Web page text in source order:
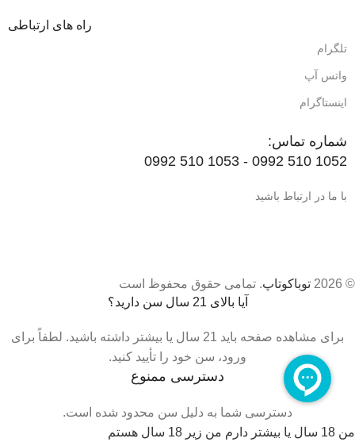
راه های ارتباطی
تلگرام
واتس آپ
اینستاگرام
شماره تماس:
1052 510 0992 - 1053 510 0992
با ما در ارتباط باشید
© 2026 توباکوتاپ. تمامی حقوق محفوظ است
آیا بالای 21 سال سن دارید؟
برای مشاهده صفحه باید 21 سال یا بیشتر داشته باشید. لطفاً برای
ورود، سن خود را تأیید کنید.
دسترسی ممنوع
دسترسی شما به دلیل سن محدود شده است.
من 18 سال یا بیشتر دارم
من زیر 18 سال هستم